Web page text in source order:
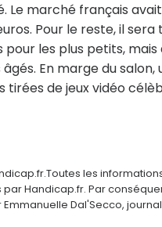
marché français
Pour le reste, il sera
les plus petits, mais
En marge du
tirées de jeux vidéo
les
Handicap.fr. Par
Dal'Secco,